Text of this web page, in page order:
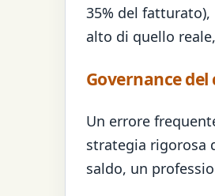
35% del
alto di quello
Governance
Un errore
strategia rigorosa
saldo, un